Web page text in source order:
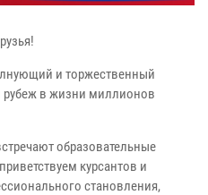
и торжественный
в жизни миллионов
образовательные
курсантов и
становления,